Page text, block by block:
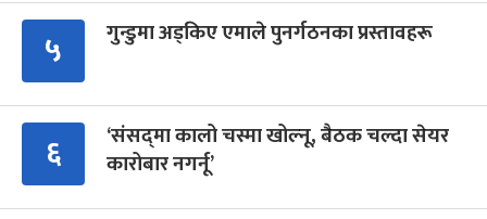
५ गुन्डुमा अड्किए एमाले पुनर्गठनका प्रस्तावहरू
६
‘संसद्‍मा कालो चस्मा खोल्नू, बैठक चल्दा सेयर
कारोबार नगर्नू’